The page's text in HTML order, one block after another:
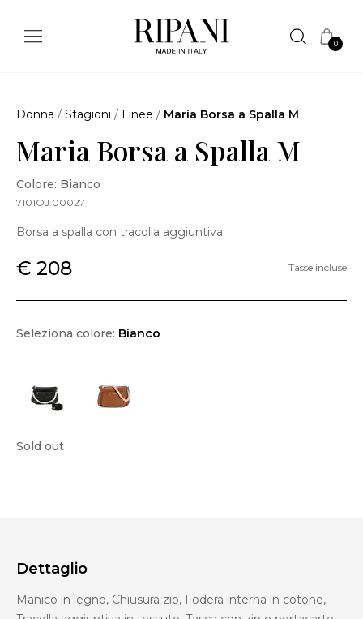
0
Donna / Stagioni / Linee / Maria Borsa a Spalla M
Maria Borsa a Spalla M
Colore: Bianco
7101OJ.00027
Borsa a spalla con tracolla aggiuntiva
€ 208 Tasse incluse
Seleziona colore: Bianco
Sold out
Dettaglio
Manico in legno, Chiusura zip, Fodera interna in cotone,